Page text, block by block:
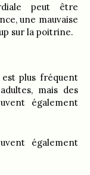
peut être
une mauvaise
sur la poitrine.
plus fréquent
mais des
également
également